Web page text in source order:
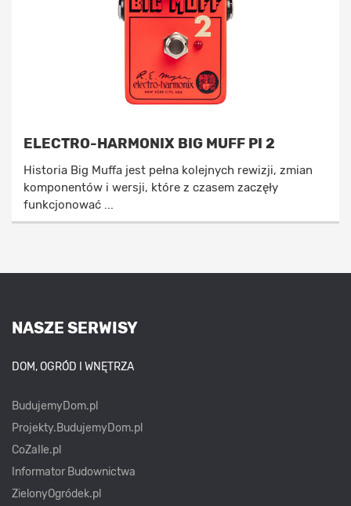
ELECTRO-HARMONIX BIG MUFF PI 2
Historia Big Muffa jest pełna kolejnych rewizji, zmian
komponentów i wersji, które z czasem zaczęły
funkcjonować ...
NASZE SERWISY
DOM, OGRÓD I WNĘTRZA
BudujemyDom.pl
Projekty.BudujemyDom.pl
CoZaIle.pl
Informator Budownictwa
ZielonyOgródek.pl